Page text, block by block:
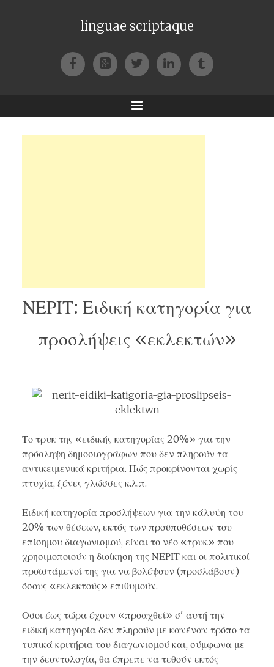
linguae scriptaque
FacebookGoogle+TwitterLinkedIn
Tumblr
Menu
ΝΕΡΙΤ: Ειδική κατηγορία για
προσλήψεις «εκλεκτών»
Το τρυκ της «ειδικής κατηγορίας 20%» για την
πρόσληψη δημοσιογράφων που δεν πληρούν τα
αντικειμενικά κριτήρια. Πώς προκρίνονται χωρίς
πτυχία, ξένες γλώσσες κ.λ.π.
Ειδική κατηγορία προσλήψεων για την κάλυψη του
20% των θέσεων, εκτός των προϋποθέσεων του
επίσημου διαγωνισμού, είναι το νέο «τρυκ» που
χρησιμοποιούν η διοίκηση της ΝΕΡΙΤ και οι πολιτικοί
προϊστάμενοί της για να βολέψουν (προσλάβουν)
όσους «εκλεκτούς» επιθυμούν.
Οσοι έως τώρα έχουν «προαχθεί» σ' αυτή την
ειδική κατηγορία δεν πληρούν με κανέναν τρόπο τα
τυπικά κριτήρια του διαγωνισμού και, σύμφωνα με
την δεοντολογία, θα έπρεπε να τεθούν εκτός